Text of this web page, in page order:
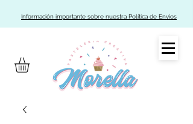
Información importante sobre nuestra Política de Envíos